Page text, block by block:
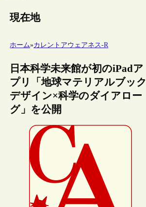
現在地
ホーム»カレントアウェアネス-R
日本科学未来館が初のiPadア
プリ「地球マテリアルブック
デザイン×科学のダイアロー
グ」を公開